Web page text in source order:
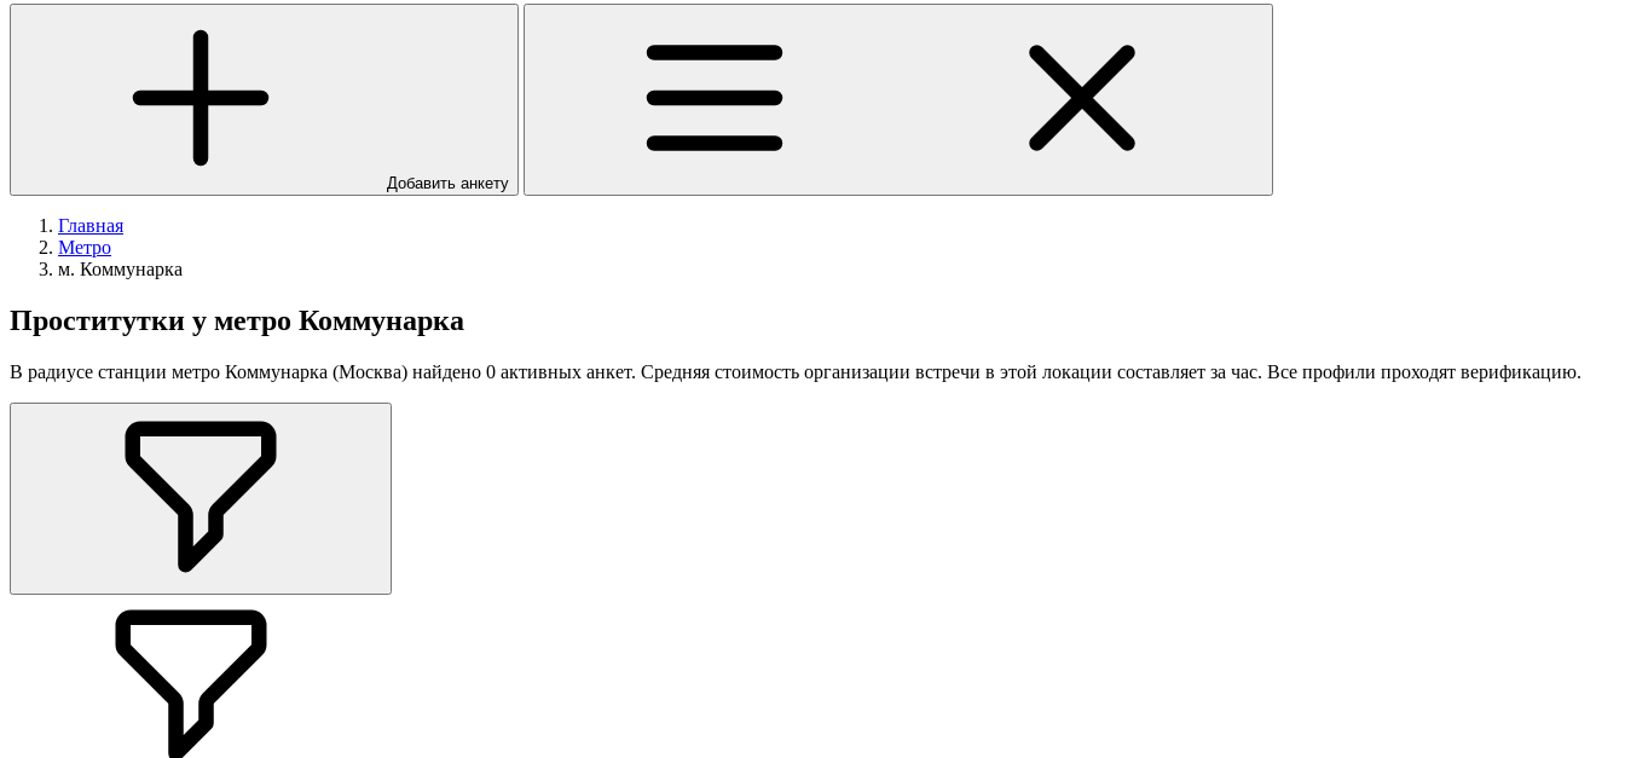
Добавить анкету
Главная
Метро
м. Коммунарка
Проститутки у метро Коммунарка
В радиусе станции метро Коммунарка (Москва) найдено 0 активных анкет. Средняя стоимость организации встречи в этой локации составляет за час. Все профили проходят верификацию.